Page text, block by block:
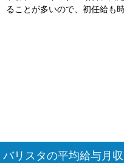
ることが多いので、初任給も
バリスタの平均給与月収